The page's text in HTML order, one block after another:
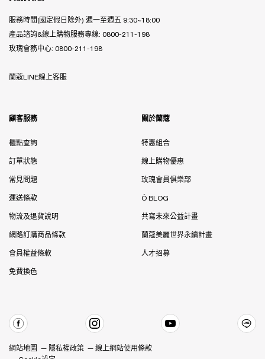
服務時間(國定假日除外) 週一至週五 9:30~18:00
產品諮詢&線上購物服務專線: 0800-211-198
玫瑰會務中心: 0800-211-198
蘭蔻LINE線上客服
顧客服務
櫃點查詢
訂單狀態
常見問題
運送條款
物流及退貨說明
網路訂購商品條款
會員權益條款
免費換色
關於蘭蔻
特惠組合
線上購物優惠
玫瑰會員俱樂部
Ô BLOG
共寫未來公益計畫
蘭蔻美麗世界永續計畫
人才招募
網站地圖 隱私權政策
線上網站使用條款